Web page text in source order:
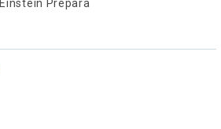
Einstein Prepara